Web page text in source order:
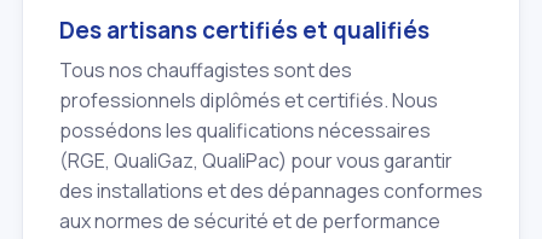
Des artisans certifiés et qualifiés
Tous nos chauffagistes sont des
professionnels diplômés et certifiés. Nous
possédons les qualifications nécessaires
(RGE, QualiGaz, QualiPac) pour vous garantir
des installations et des dépannages conformes
aux normes de sécurité et de performance